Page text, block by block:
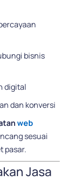
bisnis
digital
dan konversi
web
sesuai
pasar.
Jasa